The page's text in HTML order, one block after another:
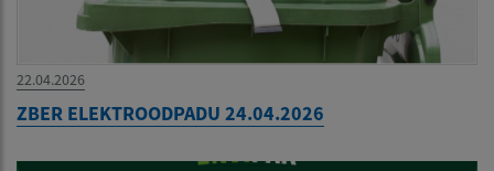
22.04.2026
ZBER ELEKTROODPADU 24.04.2026